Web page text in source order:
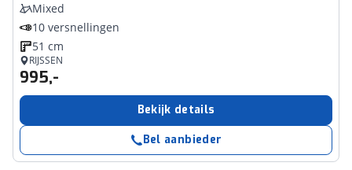
Mixed
10 versnellingen
51 cm
RIJSSEN
995,-
Bekijk details
Bel aanbieder